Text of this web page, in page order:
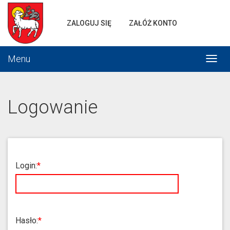
Portal
gminnej
komunikacji
ZALOGUJ SIĘ ZAŁÓŻ KONTO
Menu
Logowanie
Login:
Hasło: